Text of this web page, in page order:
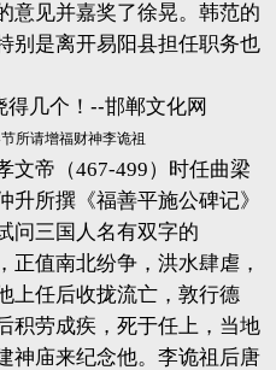
意见并嘉奖了徐晃。韩范的
别是离开易阳县担任职务也
所请增福财神李诡祖
文帝（467-499）时任曲梁
所撰《福善平施公碑记》
问三国人名有双字的
正值南北纷争，洪水肆虐，
上任后收拢流亡，敦行德
积劳成疾，死于任上，当地
神庙来纪念他。李诡祖后唐